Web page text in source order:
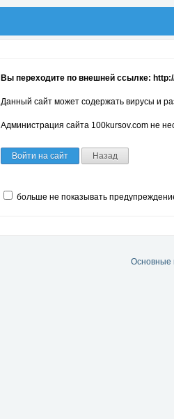
Вы переходите по внешней ссылке:
Данный сайт может содержать вирусы и
Администрация сайта 100kursov.com не
Войти на сайт Назад
больше не показывать
Основные